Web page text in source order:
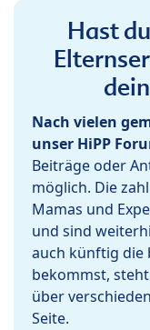
Hast
Nach vielen
unser HiPP
Beiträge oder
möglich. Die
Mamas und
und sind
auch künftig die
bekommst,
über
Seite.